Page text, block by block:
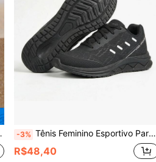
-3% Tênis Feminino Esportivo Para Academia e Corridas Confortavel Leve e Macio ENVIO IMEDIATO
R$48,40